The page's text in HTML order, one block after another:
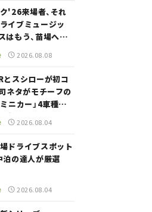
'26来場者、それ
イブミュージッ
はもう、苗場への
まっていた。
2026.08.08
とスシローが初コ
ネタがモチーフの
ニカー」4車種が
方法は？【クルマ
2026.08.04
ドライブスポット
泊の達人が厳選
2026.08.04